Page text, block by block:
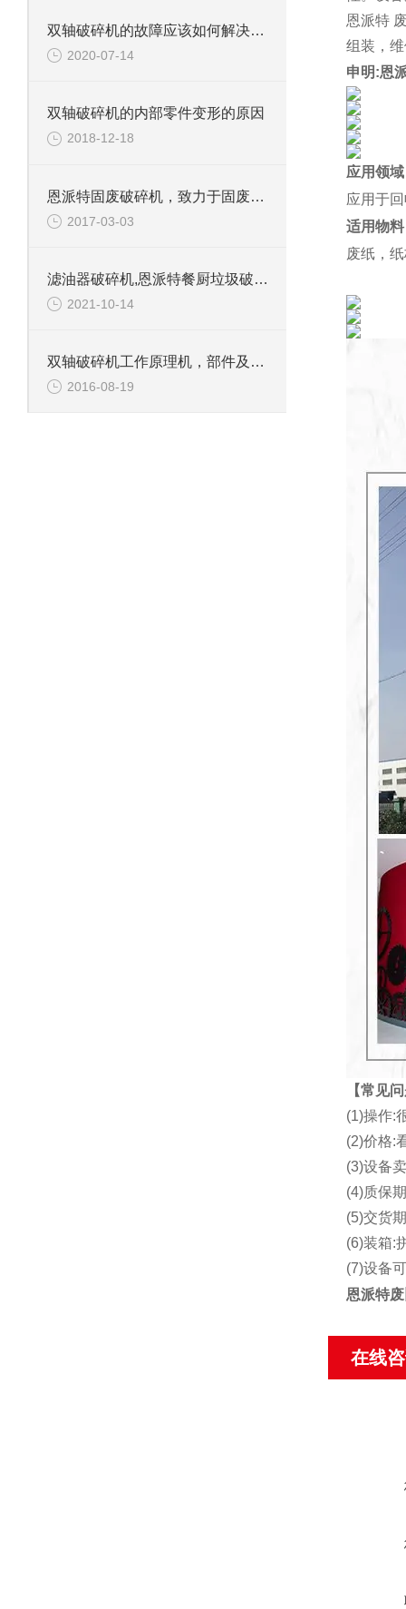
双轴破碎机的故障应该如何解决呢？
2020-07-14
双轴破碎机的内部零件变形的原因
2018-12-18
恩派特固废破碎机，致力于固废处理
2017-03-03
滤油器破碎机,恩派特餐厨垃圾破碎机介绍
2021-10-14
双轴破碎机工作原理机，部件及应用范围
2016-08-19
恩派特
组装，
申明:恩
应用领
应用于
适用物
废纸，
【常见
(1)操作:
(2)价格:
(3)设备
(4)质保
(5)交货
(6)装箱:
(7)设备
恩派特
在线